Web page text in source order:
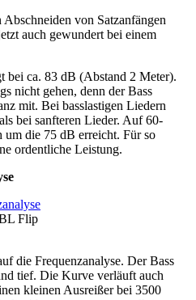
von Satzanfängen
auch gewundert bei einem
bei ca. 83 dB (Abstand 2 Meter).
nicht gehen, denn der Bass
mit. Bei basslastigen Liedern
bei sanfteren Lieder. Auf 60-
um die 75 dB erreicht. Für so
ordentliche Leistung.
Flip
die Frequenzanalyse. Der Bass
tief. Die Kurve verläuft auch
kleinen Ausreißer bei 3500